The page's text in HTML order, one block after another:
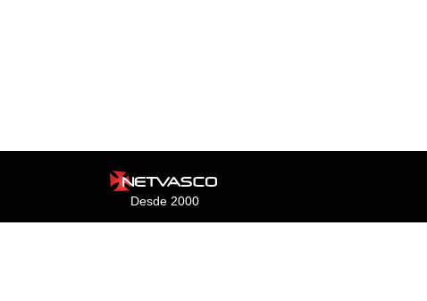
Desde 2000